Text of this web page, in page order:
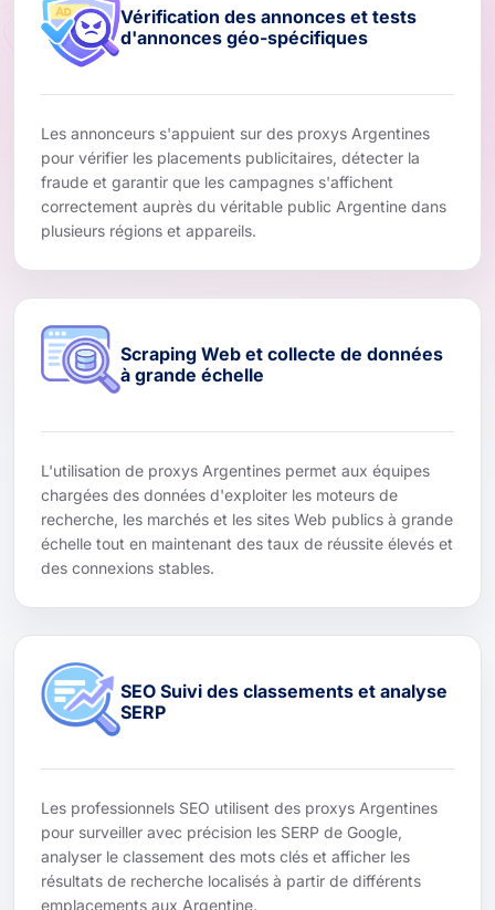
Vérification des annonces et tests
d'annonces géo-spécifiques
Les annonceurs s'appuient sur des proxys Argentines
pour vérifier les placements publicitaires, détecter la
fraude et garantir que les campagnes s'affichent
correctement auprès du véritable public Argentine dans
plusieurs régions et appareils.
Scraping Web et collecte de données
à grande échelle
L'utilisation de proxys Argentines permet aux équipes
chargées des données d'exploiter les moteurs de
recherche, les marchés et les sites Web publics à grande
échelle tout en maintenant des taux de réussite élevés et
des connexions stables.
SEO Suivi des classements et analyse
SERP
Les professionnels SEO utilisent des proxys Argentines
pour surveiller avec précision les SERP de Google,
analyser le classement des mots clés et afficher les
résultats de recherche localisés à partir de différents
emplacements aux Argentine.